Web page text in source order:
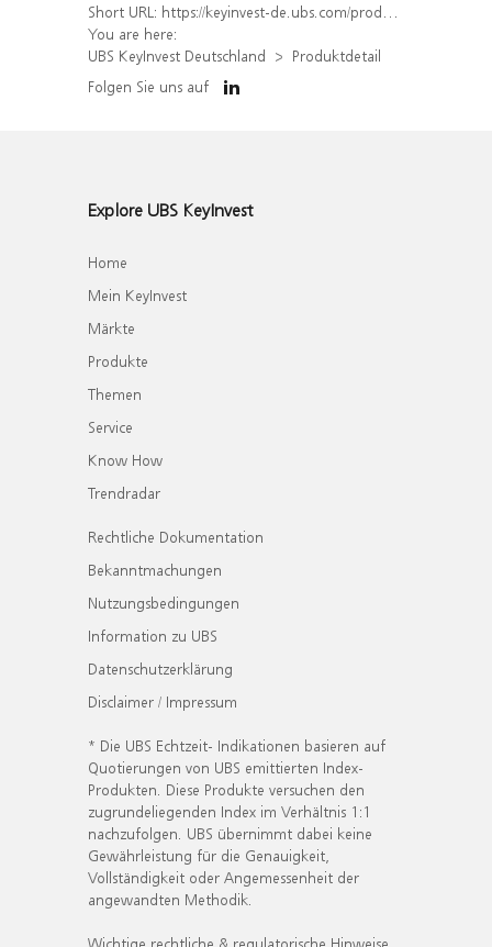
Short URL: https://keyinvest-de.ubs.com/produkt/detail/index/isin/DE000UQ8CW01
You are here:
UBS KeyInvest Deutschland
Produktdetail
Folgen Sie uns auf
Explore UBS KeyInvest
Home
Mein KeyInvest
Märkte
Produkte
Themen
Service
Know How
Trendradar
Rechtliche Dokumentation
Bekanntmachungen
Nutzungsbedingungen
Information zu UBS
Datenschutzerklärung
Disclaimer / Impressum
* Die UBS Echtzeit- Indikationen basieren auf
Quotierungen von UBS emittierten Index-
Produkten. Diese Produkte versuchen den
zugrundeliegenden Index im Verhältnis 1:1
nachzufolgen. UBS übernimmt dabei keine
Gewährleistung für die Genauigkeit,
Vollständigkeit oder Angemessenheit der
angewandten Methodik.